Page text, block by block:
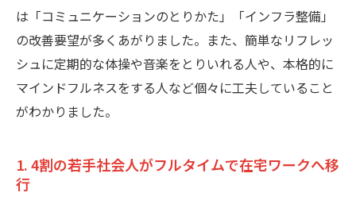
は「コミュニケーションのとりかた」「インフラ整備」
の改善要望が多くあがりました。また、簡単なリフレッ
シュに定期的な体操や音楽をとりいれる人や、本格的に
マインドフルネスをする人など個々に工夫していること
がわかりました。
1. 4割の若手社会人がフルタイムで在宅ワークへ移
行